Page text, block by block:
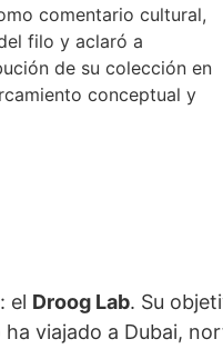
comentario cultural,
filo y aclaró a
de su colección en
conceptual y
el Droog Lab. Su
viajado a Dubai,